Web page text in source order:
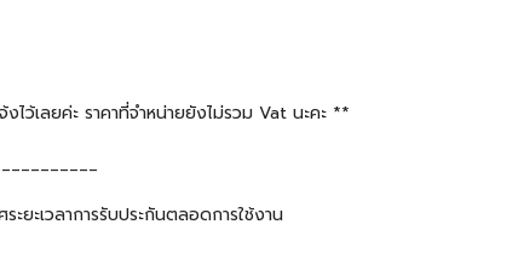
เลยค่ะ ราคาที่จำหน่ายยังไม่รวม Vat นะคะ **
ะยะเวลาการรับประกันตลอดการใช้งาน